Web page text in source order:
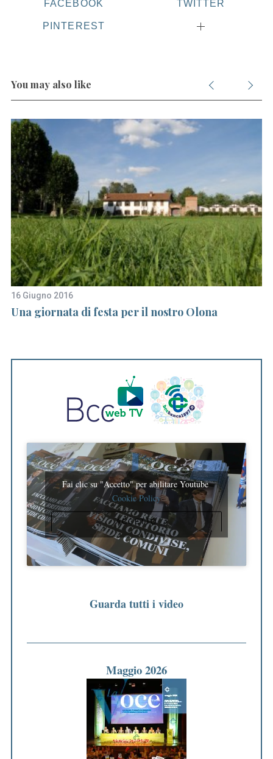
FACEBOOK TWITTER
PINTEREST
You may also like
16 Giugno 2016
Una giornata di festa per il nostro Olona
Fai clic su "Accetto" per abilitare Youtube
Cookie Policy
ACCETTO
Guarda tutti i video
Maggio 2026